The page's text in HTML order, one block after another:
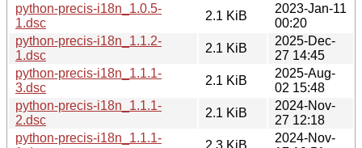
python-precis-i18n_1.0.5-
1.dsc
2.1 KiB
2023-Jan-11
00:20
python-precis-i18n_1.1.2-
1.dsc
2.1 KiB
2025-Dec-
27 14:45
python-precis-i18n_1.1.1-
3.dsc
2.1 KiB
2025-Aug-
02 15:48
python-precis-i18n_1.1.1-
2.dsc
2.1 KiB
2024-Nov-
27 12:18
python-precis-i18n_1.1.1-
2.3 KiB
2024-Nov-